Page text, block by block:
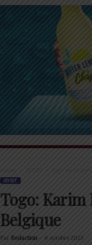
Accueil SPORT Togo: Karim
SPORT
Togo: Karim
Belgique
Par Redaction- 6 octobre 2023